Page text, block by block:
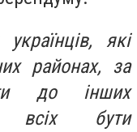
які
районах, за
до інших
всіх бути